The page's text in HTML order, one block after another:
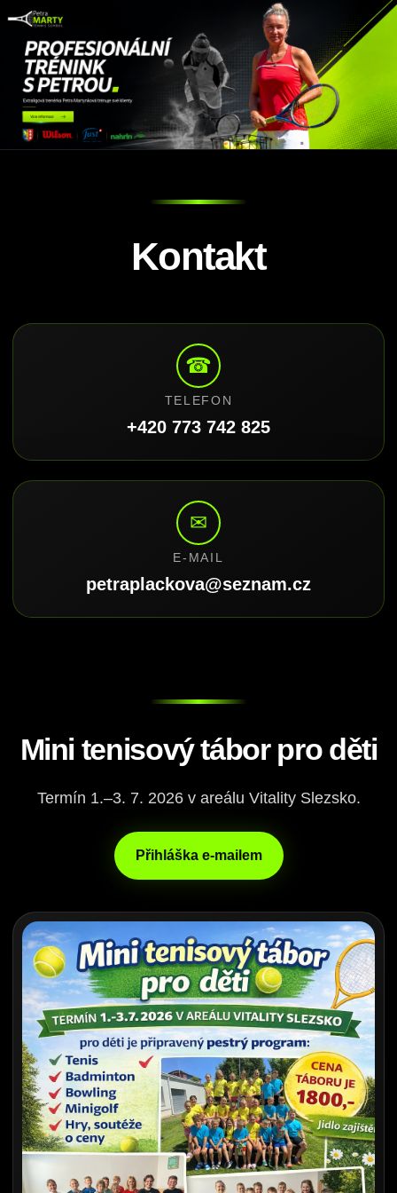
Kontakt
☎
TELEFON
+420 773 742 825
✉
E-MAIL
petraplackova@seznam.cz
Mini tenisový tábor pro děti
Termín 1.–3. 7. 2026 v areálu Vitality Slezsko.
Přihláška e-mailem